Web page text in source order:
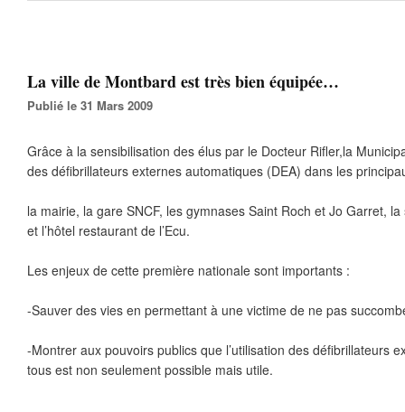
La ville de Montbard est très bien équipée…
Publié le 31 Mars 2009
Grâce à la sensibilisation des élus par le Docteur Rifler,la
des défibrillateurs externes automatiques (DEA) dans les
la mairie, la gare SNCF, les gymnases Saint Roch et Jo Garret,
et l’hôtel restaurant de l’Ecu.
Les enjeux de cette première nationale sont importants :
-Sauver des vies en permettant à une victime de ne pas
-Montrer aux pouvoirs publics que l’utilisation des défibrillateurs
tous est non seulement possible mais utile.